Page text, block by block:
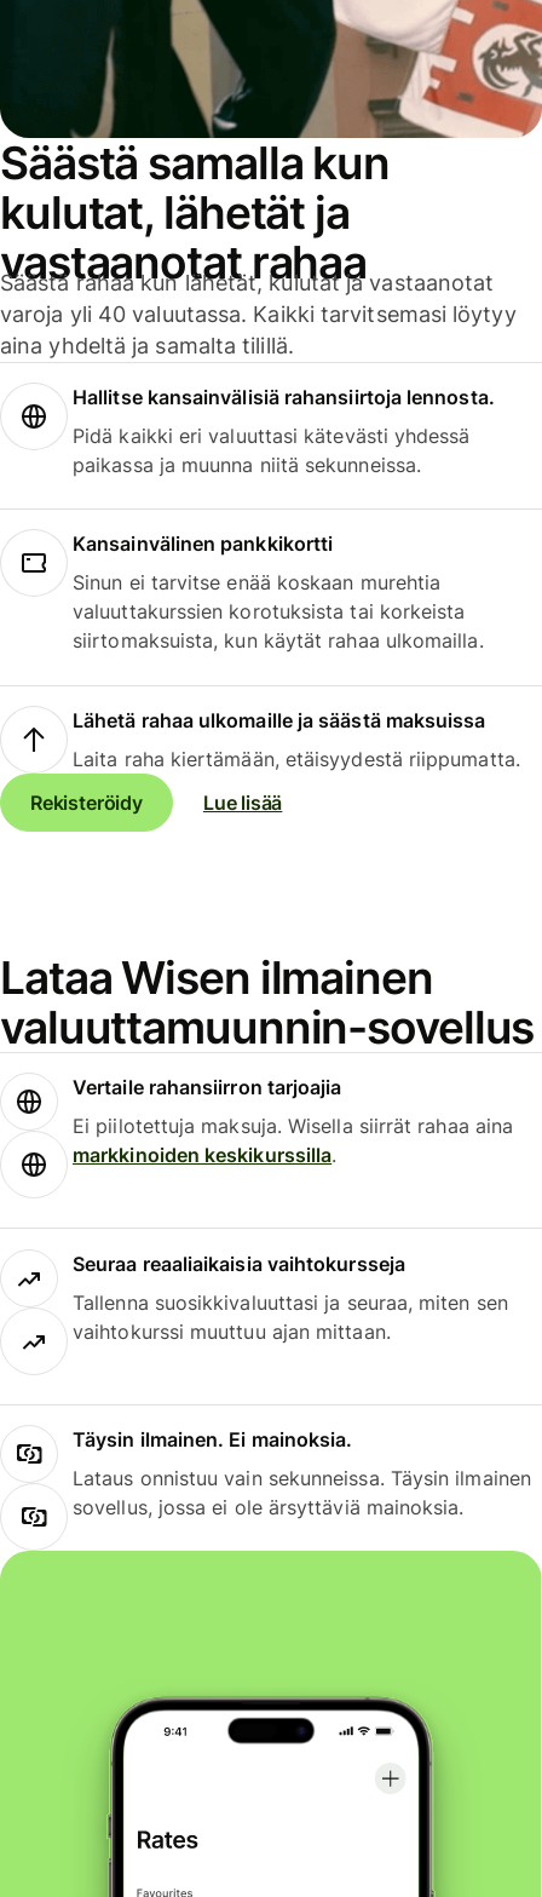
Säästä samalla kun
kulutat, lähetät ja
vastaanotat rahaa
Säästä rahaa kun lähetät, kulutat ja vastaanotat
varoja yli 40 valuutassa. Kaikki tarvitsemasi löytyy
aina yhdeltä ja samalta tilillä.
Hallitse kansainvälisiä rahansiirtoja lennosta.
Pidä kaikki eri valuuttasi kätevästi yhdessä
paikassa ja muunna niitä sekunneissa.
Kansainvälinen pankkikortti
Sinun ei tarvitse enää koskaan murehtia
valuuttakurssien korotuksista tai korkeista
siirtomaksuista, kun käytät rahaa ulkomailla.
Lähetä rahaa ulkomaille ja säästä maksuissa
Laita raha kiertämään, etäisyydestä riippumatta.
Rekisteröidy
Lue lisää
Lataa Wisen ilmainen
valuuttamuunnin-sovellus
Vertaile rahansiirron tarjoajia
Ei piilotettuja maksuja. Wisella siirrät rahaa aina
markkinoiden keskikurssilla.
Seuraa reaaliaikaisia vaihtokursseja
Tallenna suosikkivaluuttasi ja seuraa, miten sen
vaihtokurssi muuttuu ajan mittaan.
Täysin ilmainen. Ei mainoksia.
Lataus onnistuu vain sekunneissa. Täysin ilmainen
sovellus, jossa ei ole ärsyttäviä mainoksia.